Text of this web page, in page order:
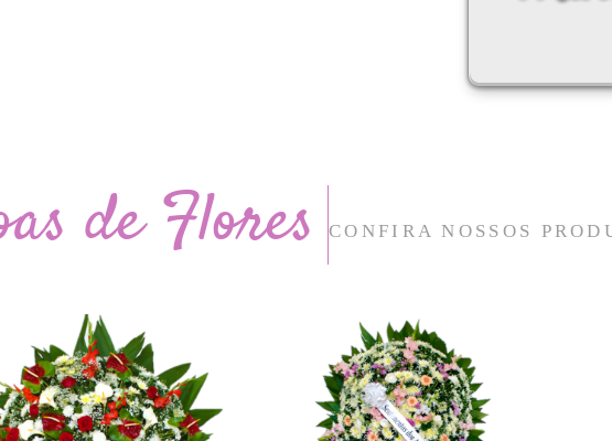
de Flores CONFIRA NOSSOS